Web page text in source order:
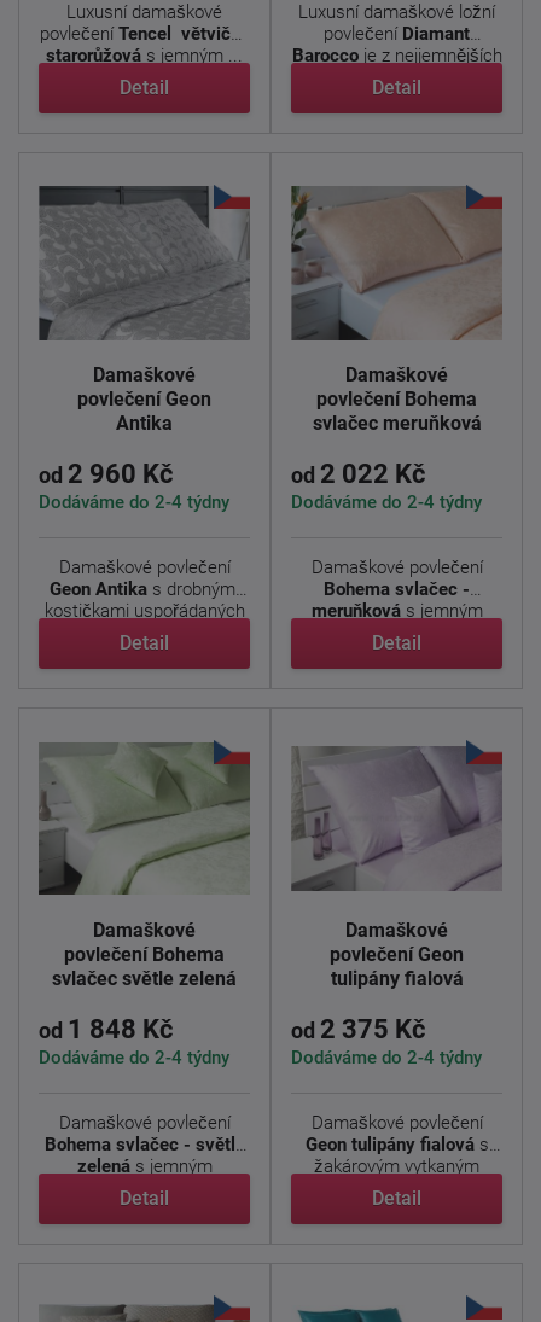
Luxusní damaškové
povlečeníTencel větvičky
starorůžová s jemným ...
Detail
Luxusní damaškové ložní
povlečeníDiamant
Baroccoje z nejjemnějších
...
Detail
Damaškové
povlečení Geon
Antika
od 2 960 Kč
Dodáváme do 2-4 týdny
Damaškové povlečení
Geon Antika s drobnými
kostičkami uspořádaných
do ...
Detail
Damaškové
povlečení Bohema
svlačec meruňková
od 2 022 Kč
Dodáváme do 2-4 týdny
Damaškové povlečení
Bohema svlačec -
meruňkovás jemným
květinovým ...
Detail
Damaškové
povlečení Bohema
svlačec světle zelená
od 1 848 Kč
Dodáváme do 2-4 týdny
Damaškové povlečení
Bohema svlačec - světle
zelená s jemným
květinovým ...
Detail
Damaškové
povlečení Geon
tulipány fialová
od 2 375 Kč
Dodáváme do 2-4 týdny
Damaškové povlečení
Geon tulipány fialová s
žakárovým vytkaným
vzorem ...
Detail